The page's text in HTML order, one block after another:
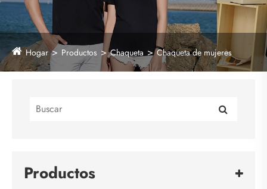
Hogar Productos Chaqueta Chaqueta de mujeres
Productos